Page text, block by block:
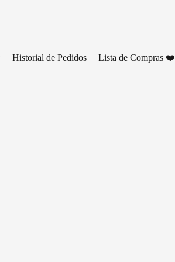
Historial de Pedidos Lista de Compras ❤️